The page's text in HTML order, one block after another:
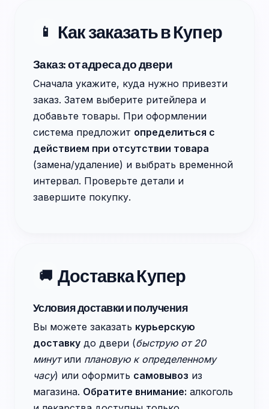
📱 Как заказать в Купер
Заказ: от адреса до двери
Сначала укажите, куда нужно привезти
заказ. Затем выберите ритейлера и
добавьте товары. При оформлении
система предложит определиться с
действием при отсутствии товара
(замена/удаление) и выбрать временной
интервал. Проверьте детали и
завершите покупку.
🚚 Доставка Купер
Условия доставки и получения
Вы можете заказать курьерскую
доставку до двери (быструю от 20
минутили плановую к определенному
часу) или оформить самовывоз из
магазина. Обратите внимание: алкоголь